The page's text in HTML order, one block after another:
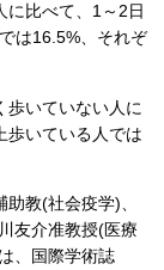
比べて、1～2日
は16.5%、それぞ
いていない人に
歩いている人では
教(社会疫学)、
友介准教授(医療
、国際学術誌